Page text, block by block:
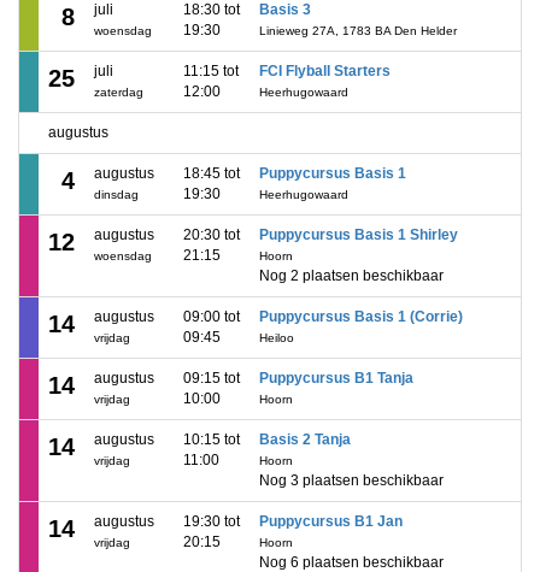
8 juli
woensdag
18:30 tot
19:30
Basis 3
Linieweg 27A, 1783 BA Den Helder
25 juli
zaterdag
11:15 tot
12:00
FCI Flyball Starters
Heerhugowaard
augustus
4 augustus
dinsdag
18:45 tot
19:30
Puppycursus Basis 1
Heerhugowaard
12 augustus
woensdag
20:30 tot
21:15
Puppycursus Basis 1 Shirley
Hoorn
Nog 2 plaatsen beschikbaar
14 augustus
vrijdag
09:00 tot
09:45
Puppycursus Basis 1 (Corrie)
Heiloo
14 augustus
vrijdag
09:15 tot
10:00
Puppycursus B1 Tanja
Hoorn
14 augustus
vrijdag
10:15 tot
11:00
Basis 2 Tanja
Hoorn
Nog 3 plaatsen beschikbaar
14 augustus
vrijdag
19:30 tot
20:15
Puppycursus B1 Jan
Hoorn
Nog 6 plaatsen beschikbaar